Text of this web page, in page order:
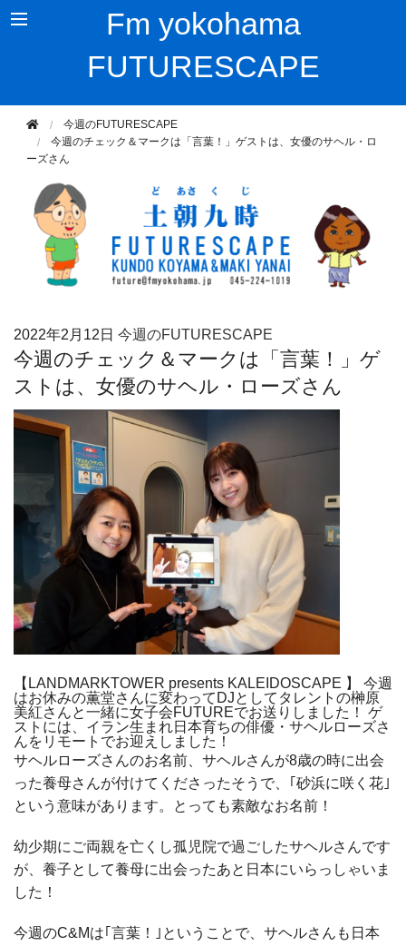
Fm yokohama
FUTURESCAPE
今週のFUTURESCAPE
今週のチェック＆マークは「言葉！」ゲストは、女優のサヘル・ロ
ーズさん
2022年2月12日 今週のFUTURESCAPE
今週のチェック＆マークは「言葉！」ゲ
ストは、女優のサヘル・ローズさん
【LANDMARKTOWER presents KALEIDOSCAPE 】 今週
はお休みの薫堂さんに変わってDJとしてタレントの榊原
美紅さんと一緒に女子会FUTUREでお送りしました！ ゲ
ストには、イラン生まれ日本育ちの俳優・サヘルローズさ
んをリモートでお迎えしました！
サヘルローズさんのお名前、サヘルさんが8歳の時に出会
った養母さんが付けてくださったそうで、｢砂浜に咲く花｣
という意味があります。とっても素敵なお名前！
幼少期にご両親を亡くし孤児院で過ごしたサヘルさんです
が、養子として養母に出会ったあと日本にいらっしゃいま
した！
今週のC&Mは｢言葉！｣ということで、サヘルさんも日本